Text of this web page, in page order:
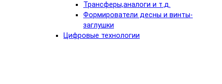
Трансферы,аналоги и т.д.
Формирователи десны и винты-
заглушки
Цифровые технологии